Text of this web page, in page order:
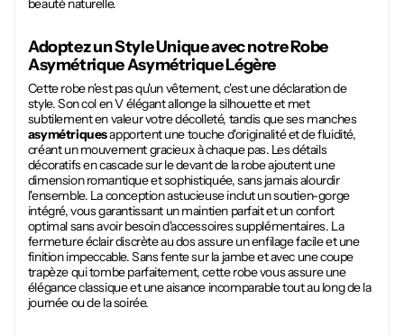
beauté naturelle.
Adoptez un Style Unique avec notreRobe
Asymétrique Asymétrique Légère
Cette robe n'est pas qu'un vêtement, c'est une déclaration de
style. Son col en V élégant allonge la silhouette et met
subtilement en valeur votre décolleté, tandis que ses manches
asymétriquesapportent une touche d'originalité et de fluidité,
créant un mouvement gracieux à chaque pas. Les détails
décoratifs en cascade sur le devant de la robe ajoutent une
dimension romantique et sophistiquée, sans jamais alourdir
l'ensemble. La conception astucieuse inclut un soutien-gorge
intégré, vous garantissant un maintien parfait et un confort
optimal sans avoir besoin d'accessoires supplémentaires. La
fermeture éclair discrète au dos assure un enfilage facile et une
finition impeccable. Sans fente sur la jambe et avec une coupe
trapèze qui tombe parfaitement, cette robe vous assure une
élégance classique et une aisance incomparable tout au long de la
journée ou de la soirée.